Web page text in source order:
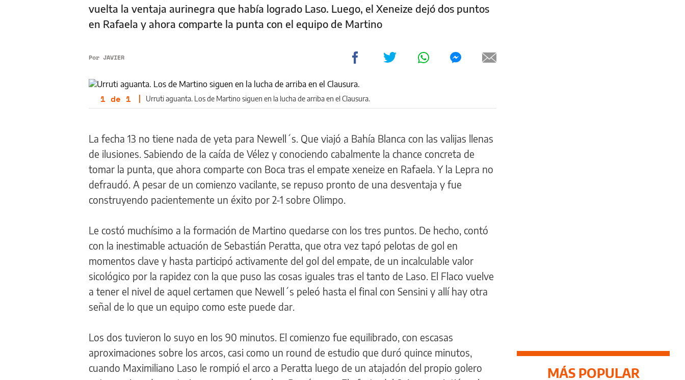
vuelta la ventaja aurinegra que había logrado Laso. Luego, el Xeneize dejó dos puntos
en Rafaela y ahora comparte la punta con el equipo de Martino
Por JAVIER
1 de 1 | Urruti aguanta. Los de Martino siguen en la lucha de arriba en el Clausura.
La fecha 13 no tiene nada de yeta para Newell´s. Que viajó a Bahía Blanca con las valijas llenas
de ilusiones. Sabiendo de la caída de Vélez y conociendo cabalmente la chance concreta de
tomar la punta, que ahora comparte con Boca tras el empate xeneize en Rafaela. Y la Lepra no
defraudó. A pesar de un comienzo vacilante, se repuso pronto de una desventaja y fue
construyendo pacientemente un éxito por 2-1 sobre Olimpo.
Le costó muchísimo a la formación de Martino quedarse con los tres puntos. De hecho, contó
con la inestimable actuación de Sebastián Peratta, que otra vez tapó pelotas de gol en
momentos clave y hasta participó activamente del gol del empate, de un incalculable valor
sicológico por la rapidez con la que puso las cosas iguales tras el tanto de Laso. El Flaco vuelve
a tener el nivel de aquel certamen que Newell´s peleó hasta el final con Sensini y allí hay otra
señal de lo que un equipo como este puede dar.
Los dos tuvieron lo suyo en los 90 minutos. El comienzo fue equilibrado, con escasas
aproximaciones sobre los arcos, casi como un round de estudio que duró quince minutos,
cuando Maximiliano Laso le rompió el arco a Peratta luego de un atajadón del propio golero
MÁS POPULAR